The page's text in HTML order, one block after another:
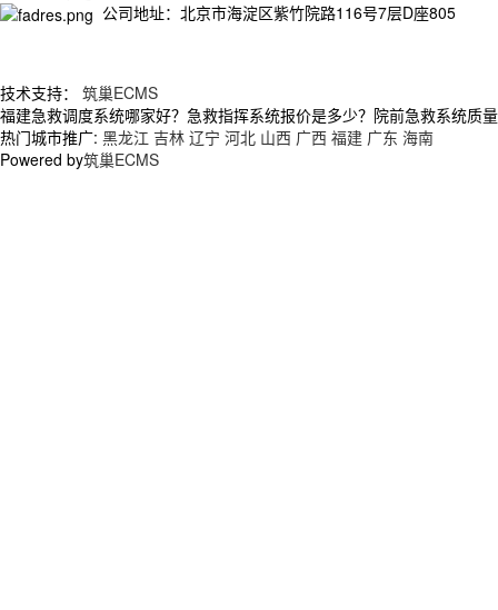
公司地址：北京市海淀区紫竹院路116号7层D座805
技术支持： 筑巢ECMS
福建急救调度系统哪家好？急救指挥系统报价是多少？院前急救系统
热门城市推广: 黑龙江 吉林 辽宁 河北 山西 广西 福建 广东 海南
Powered by筑巢ECMS